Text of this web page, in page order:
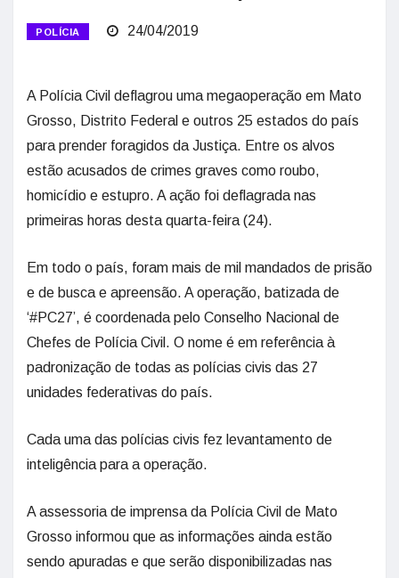
POLÍCIA 24/04/2019
A Polícia Civil deflagrou uma megaoperação em Mato
Grosso, Distrito Federal e outros 25 estados do país
para prender foragidos da Justiça. Entre os alvos
estão acusados de crimes graves como roubo,
homicídio e estupro. A ação foi deflagrada nas
primeiras horas desta quarta-feira (24).
Em todo o país, foram mais de mil mandados de prisão
e de busca e apreensão. A operação, batizada de
‘#PC27’, é coordenada pelo Conselho Nacional de
Chefes de Polícia Civil. O nome é em referência à
padronização de todas as polícias civis das 27
unidades federativas do país.
Cada uma das polícias civis fez levantamento de
inteligência para a operação.
A assessoria de imprensa da Polícia Civil de Mato
Grosso informou que as informações ainda estão
sendo apuradas e que serão disponibilizadas nas